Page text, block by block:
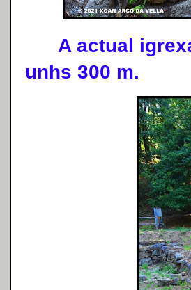
A actual igrexa
unhs 300 m.